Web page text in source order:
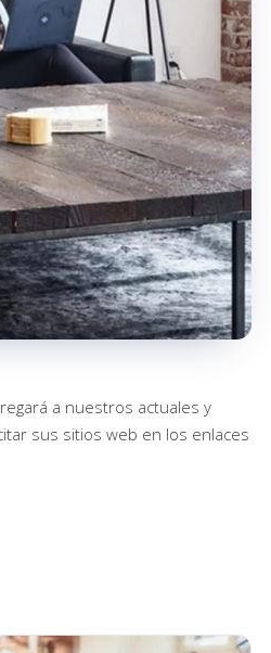
a nuestros actuales y
sus sitios web en los enlaces